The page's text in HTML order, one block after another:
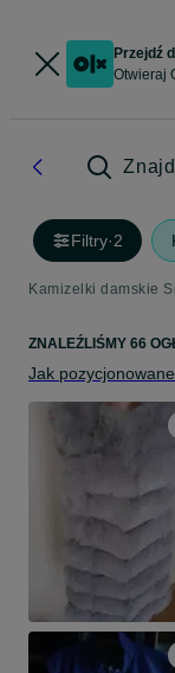
Przejdź
Otwieraj
Filtry·2
Kamizelki damskie
ZNALEŹLIŚMY 66
Jak